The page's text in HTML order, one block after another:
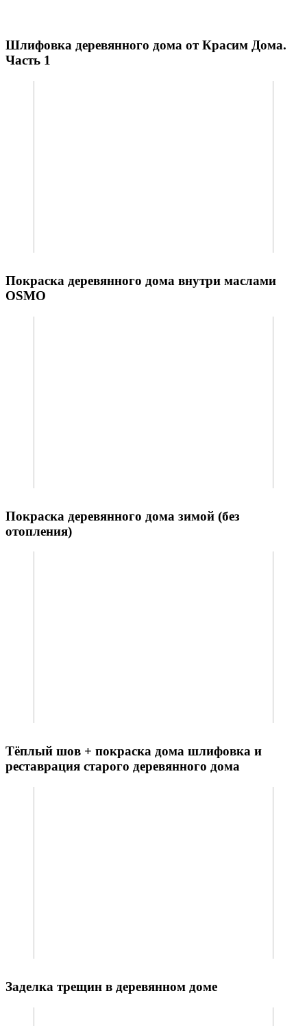
Шлифовка деревянного дома от Красим Дома.
Часть 1
Покраска деревянного дома внутри маслами
OSMO
Покраска деревянного дома зимой (без
отопления)
Тёплый шов + покраска дома шлифовка и
реставрация старого деревянного дома
Заделка трещин в деревянном доме